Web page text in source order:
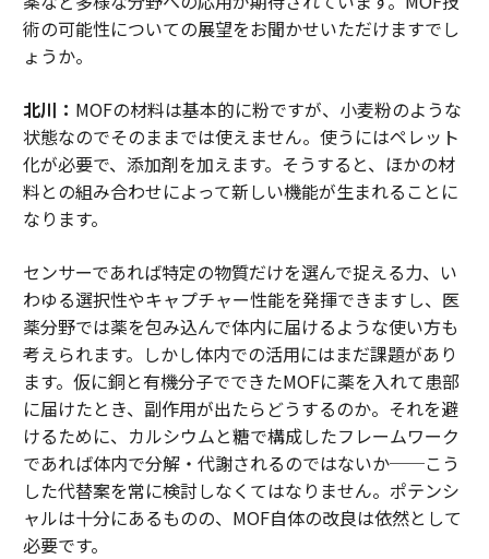
術の可能性についての展望をお聞かせいただけますでし
ょうか。
北川： MOFの材料は基本的に粉ですが、小麦粉のような
状態なのでそのままでは使えません。使うにはペレット
化が必要で、添加剤を加えます。そうすると、ほかの材
料との組み合わせによって新しい機能が生まれることに
なります。
センサーであれば特定の物質だけを選んで捉える力、い
わゆる選択性やキャプチャー性能を発揮できますし、医
薬分野では薬を包み込んで体内に届けるような使い方も
考えられます。しかし体内での活用にはまだ課題があり
ます。仮に銅と有機分子でできたMOFに薬を入れて患部
に届けたとき、副作用が出たらどうするのか。それを避
けるために、カルシウムと糖で構成したフレームワーク
であれば体内で分解・代謝されるのではないか──こう
した代替案を常に検討しなくてはなりません。ポテンシ
ャルは十分にあるものの、MOF自体の改良は依然として
必要です。